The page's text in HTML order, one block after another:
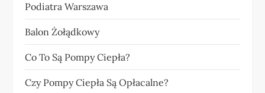
Podiatra Warszawa
Balon Żołądkowy
Co To Są Pompy Ciepła?
Czy Pompy Ciepła Są Opłacalne?